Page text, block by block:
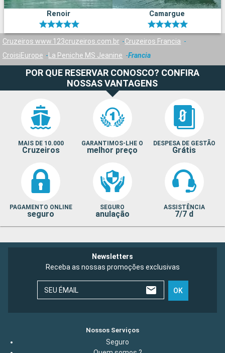
Renoir Camargue
Cruzeiros www.123cruzeiros.com.br
Cruzeiros Francia
CroisiEurope
La Peniche MS Jeanine Francia
POR QUE RESERVAR CONOSCO? CONFIRA
NOSSAS VANTAGENS
MAIS DE 10.000
Cruzeiros
GARANTIMOS-LHE O
melhor preço
DESPESA DE GESTÃO
Grátis
PAGAMENTO ONLINE
seguro
SEGURO
anulação
ASSISTÊNCIA
7/7 d
Newsletters
Receba as nossas promoções exclusivas
SEU ÉMAIL OK
Nossos Serviços
Seguro